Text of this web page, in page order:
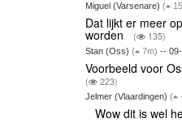
Miguel (Varsenare) (
Dat lijkt er meer
worden ( 135)
Stan (Oss) ( 7m) --
Voorbeeld voor
( 223)
Jelmer (Vlaardingen) (
Wow dit is wel